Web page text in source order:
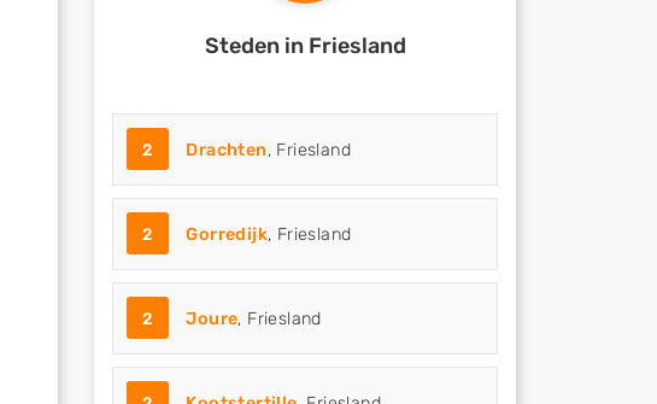
Steden in Friesland
2 Drachten, Friesland
2 Gorredijk, Friesland
2 Joure, Friesland